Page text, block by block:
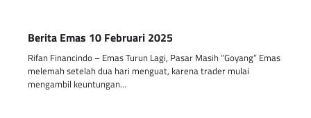
Berita Emas 10 Februari 2025
Rifan Financindo – Emas Turun Lagi, Pasar Masih “Goyang” Emas
melemah setelah dua hari menguat, karena trader mulai
mengambil keuntungan…